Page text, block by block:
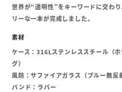
世界が“透明性”をキーワードに交わ
リーな一本が完成しました。
ケース：316Lステンレススチール（
グ）
風防：サファイアガラス（ブルー無反
バンド：ラバー